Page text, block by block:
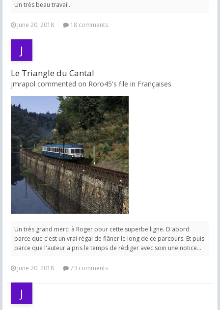
Un très beau travail.
June 20, 2018 18 comments
Le Triangle du Cantal
jmrapol commented on Roro45's file in Françaises
Un très grand merci à Roger pour cette superbe ligne. D'abord
parce que c'est un vrai régal de flâner le long de ce parcours. Et puis
parce que l'auteur a pris le temps de rédiger avec soin une notice...
June 20, 2018 73 comments